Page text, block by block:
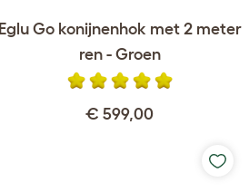
Eglu Go konijnenhok met 2 meter
ren - Groen
€ 599,00